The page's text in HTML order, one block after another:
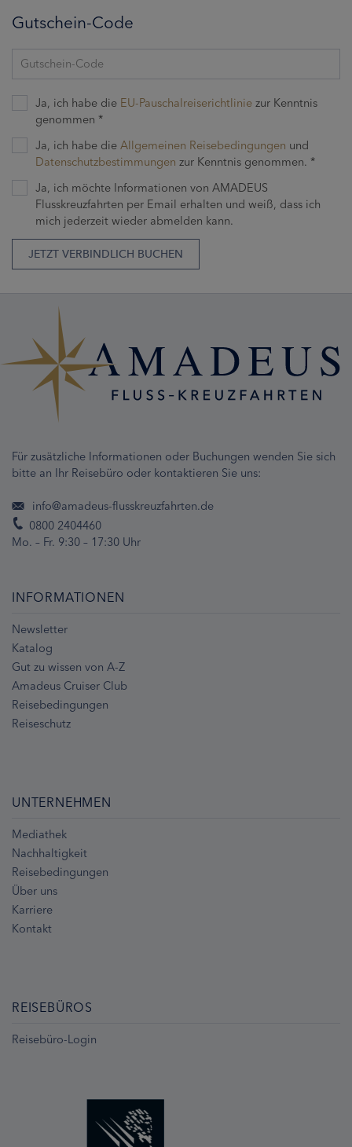
Gutschein-Code
Gutschein-Code
Ja, ich habe die EU-Pauschalreiserichtlinie zur Kenntnis
genommen *
Ja, ich habe die Allgemeinen Reisebedingungen und
Datenschutzbestimmungen zur Kenntnis genommen. *
Ja, ich möchte Informationen von AMADEUS
Flusskreuzfahrten per Email erhalten und weiß, dass ich
mich jederzeit wieder abmelden kann.
JETZT VERBINDLICH BUCHEN
Für zusätzliche Informationen oder Buchungen wenden Sie sich
bitte an Ihr Reisebüro oder kontaktieren Sie uns:
info@amadeus-flusskreuzfahrten.de
0800 2404460
Mo. – Fr. 9:30 – 17:30 Uhr
INFORMATIONEN
Newsletter
Katalog
Gut zu wissen von A-Z
Amadeus Cruiser Club
Reisebedingungen
Reiseschutz
UNTERNEHMEN
Mediathek
Nachhaltigkeit
Reisebedingungen
Über uns
Karriere
Kontakt
REISEBÜROS
Reisebüro-Login